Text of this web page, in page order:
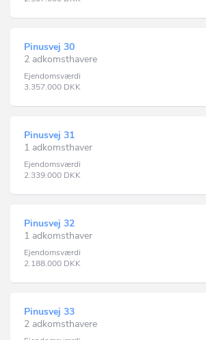
Pinusvej 30
2 adkomsthavere
Ejendomsværdi
3.357.000 DKK
Pinusvej 31
1 adkomsthaver
Ejendomsværdi
2.339.000 DKK
Pinusvej 32
1 adkomsthaver
Ejendomsværdi
2.188.000 DKK
Pinusvej 33
2 adkomsthavere